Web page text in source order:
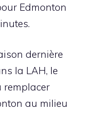
Edmonton
dernière
la LAH, le
remplacer
au milieu